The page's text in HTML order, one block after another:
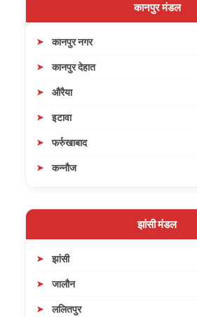
कानपुर मंडल
कानपुर नगर
कानपुर देहात
औरैया
इटावा
फर्रुखाबाद
कन्नौज
झांसी मंडल
झांसी
जालौन
ललितपुर